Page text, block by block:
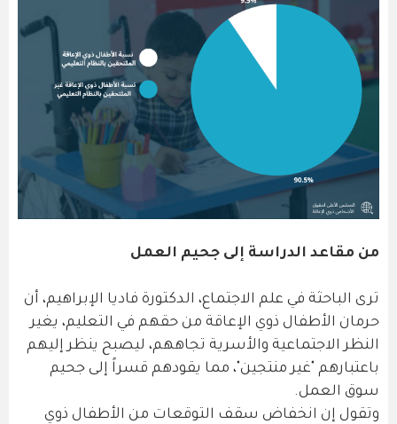
من مقاعد الدراسة إلى جحيم العمل
ترى الباحثة في علم الاجتماع، الدكتورة فاديا الإبراهيم، أن
حرمان الأطفال ذوي الإعاقة من حقهم في التعليم، يغير
النظر الاجتماعية والأسرية تجاههم، ليصبح ينظر إليهم
باعتبارهم "غير منتجين"، مما يقودهم قسراً إلى جحيم
سوق العمل.
وتقول إن انخفاض سقف التوقعات من الأطفال ذوي